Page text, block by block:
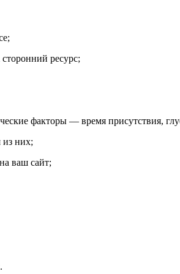
ресурс;
факторы — время присутствия,
из них;
ваш сайт;